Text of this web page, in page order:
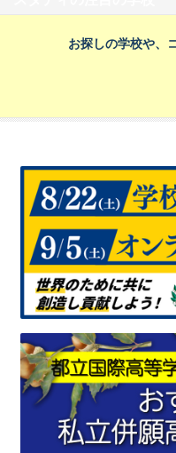
お探しの学校や、